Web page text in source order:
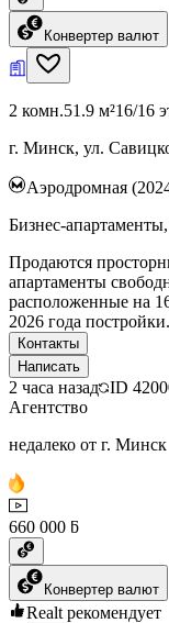
Конвертер валют
2 комн.51.9 м²16/16
г. Минск, ул.
Аэродромная
Бизнес-
Продаются
апартаменты
расположенные на
2026 года постройки.
Контакты
Написать
2 часа назад ID
Агентство
недалеко от г. Минск
660 000 ƃ
Конвертер валют
Realt рекомендует